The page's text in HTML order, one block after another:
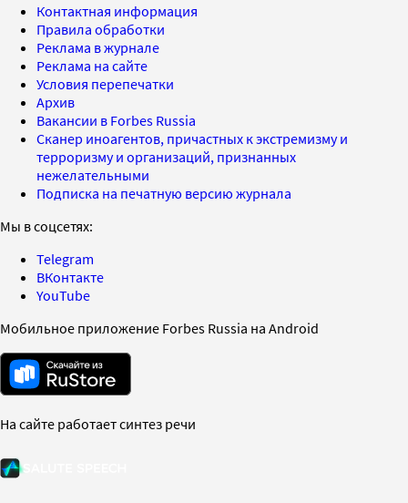
Контактная информация
Правила обработки
Реклама в журнале
Реклама на сайте
Условия перепечатки
Архив
Вакансии в Forbes Russia
Сканер иноагентов, причастных к экстремизму и
терроризму и организаций, признанных
нежелательными
Подписка на печатную версию журнала
Мы в соцсетях:
Telegram
ВКонтакте
YouTube
Мобильное приложение Forbes Russia на Android
На сайте работает синтез речи